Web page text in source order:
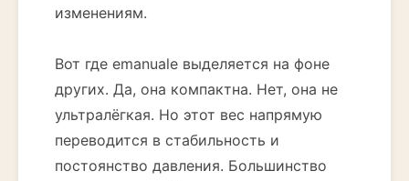
изменениям.
Вот где emanuаle выделяется на фоне
других. Да, она компактна. Нет, она не
ультралёгкая. Но этот вес напрямую
переводится в стабильность и
постоянство давления. Большинство